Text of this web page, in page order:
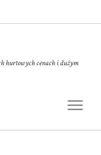
hurtowych cenach i dużym